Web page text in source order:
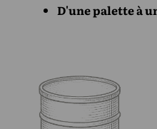
D'une palette à